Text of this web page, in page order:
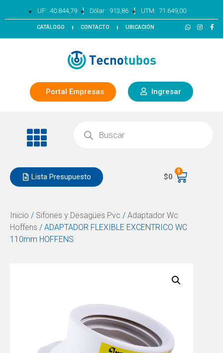
UF: 40.844,79 | Dólar: 913,86 | UTM: 71.649,00
CATÁLOGO CONTACTO UBICACIÓN
Portal Empresas Ingresar
Lista Presupuesto $0
0
Inicio / Sifones y Desagües Pvc / Adaptador Wc
Hoffens / ADAPTADOR FLEXIBLE EXCENTRICO WC
110mm HOFFENS